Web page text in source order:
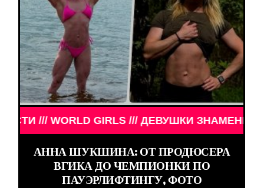
ЗНАМЕНИТОСТИ /// WORLD GIRLS ///
АННА ШУКШИНА: ОТ ПРОДЮСЕРА
ВГИКА ДО ЧЕМПИОНКИ ПО
ПАУЭРЛИФТИНГУ, ФОТО